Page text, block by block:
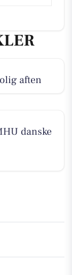
aften
danske